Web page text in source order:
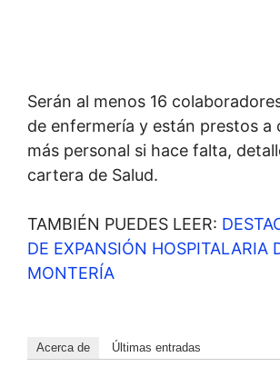
Serán al menos 16
de enfermería y están prestos a
más personal si hace falta,
cartera de Salud.
TAMBIÉN PUEDES LEER:
DE EXPANSIÓN HOSPITALARIA
MONTERÍA
Acerca de Últimas entradas